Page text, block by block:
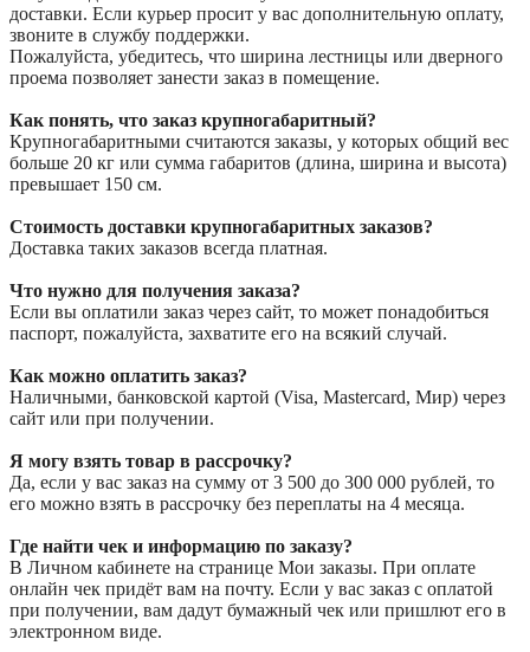
доставки. Если курьер просит у вас дополнительную оплату,
звоните в службу поддержки.
Пожалуйста, убедитесь, что ширина лестницы или дверного
проема позволяет занести заказ в помещение.
Как понять, что заказ крупногабаритный?
Крупногабаритными считаются заказы, у которых общий вес
больше 20 кг или сумма габаритов (длина, ширина и высота)
превышает 150 см.
Стоимость доставки крупногабаритных заказов?
Доставка таких заказов всегда платная.
Что нужно для получения заказа?
Если вы оплатили заказ через сайт, то может понадобиться
паспорт, пожалуйста, захватите его на всякий случай.
Как можно оплатить заказ?
Наличными, банковской картой (Visa, Mastercard, Мир) через
сайт или при получении.
Я могу взять товар в рассрочку?
Да, если у вас заказ на сумму от 3 500 до 300 000 рублей, то
его можно взять в рассрочку без переплаты на 4 месяца.
Где найти чек и информацию по заказу?
В Личном кабинете на странице Мои заказы. При оплате
онлайн чек придёт вам на почту. Если у вас заказ с оплатой
при получении, вам дадут бумажный чек или пришлют его в
электронном виде.